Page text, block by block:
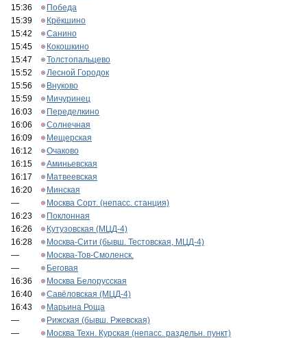
15:36
Победа
15:39
Крёкшино
15:42
Санино
15:45
Кокошкино
15:47
Толстопальцево
15:52
Лесной Городок
15:56
Внуково
15:59
Мичуринец
16:03
Переделкино
16:06
Солнечная
16:09
Мещерская
16:12
Очаково
16:15
Аминьевская
16:17
Матвеевская
16:20
Минская
—
Москва Сорт. (непасс. станция)
16:23
Поклонная
16:26
Кутузовская (МЦД-4)
16:28
Москва-Сити (бывш. Тестовская, МЦД-4)
—
Москва-Тов-Смоленск.
—
Беговая
16:36
Москва Белорусская
16:40
Савёловская (МЦД-4)
16:43
Марьина Роща
—
Рижская (бывш. Ржевская)
—
Москва Техн. Курская (непасс. раздельн. пункт)